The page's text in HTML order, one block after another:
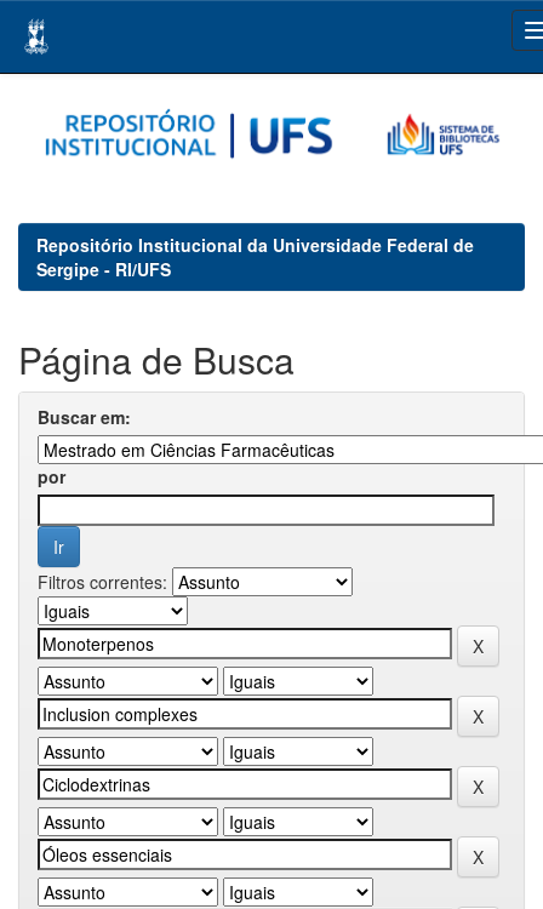
navigation
Repositório Institucional da Universidade Federal de
Sergipe - RI/UFS
Página de Busca
Buscar em:
por
Filtros correntes: